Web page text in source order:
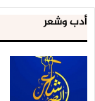
أدب وشعر